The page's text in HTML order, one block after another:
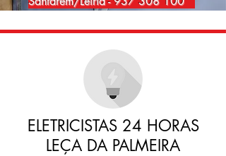
ELETRICISTAS 24 HORAS
LEÇA DA PALMEIRA